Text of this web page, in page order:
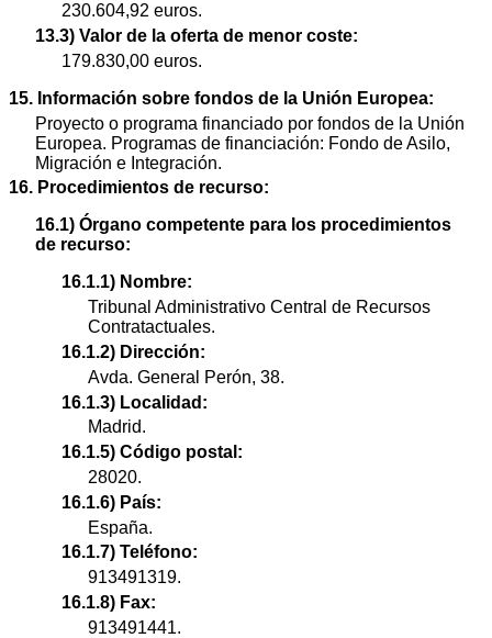
230.604,92 euros.
13.3) Valor de la oferta de menor coste:
179.830,00 euros.
15. Información sobre fondos de la Unión Europea:
Proyecto o programa financiado por fondos de la Unión
Europea. Programas de financiación: Fondo de Asilo,
Migración e Integración.
16. Procedimientos de recurso:
16.1) Órgano competente para los procedimientos
de recurso:
16.1.1) Nombre:
Tribunal Administrativo Central de Recursos
Contratactuales.
16.1.2) Dirección:
Avda. General Perón, 38.
16.1.3) Localidad:
Madrid.
16.1.5) Código postal:
28020.
16.1.6) País:
España.
16.1.7) Teléfono:
913491319.
16.1.8) Fax:
913491441.